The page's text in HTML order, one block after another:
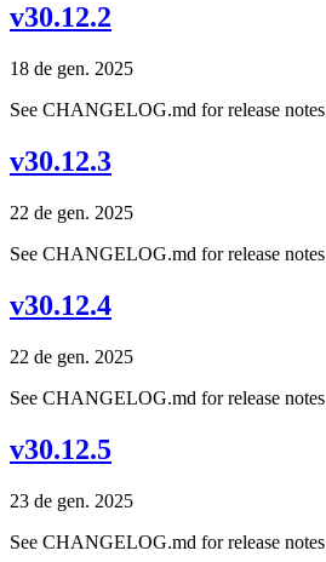
v30.12.2
18 de gen. 2025
See CHANGELOG.md for release notes
v30.12.3
22 de gen. 2025
See CHANGELOG.md for release notes
v30.12.4
22 de gen. 2025
See CHANGELOG.md for release notes
v30.12.5
23 de gen. 2025
See CHANGELOG.md for release notes